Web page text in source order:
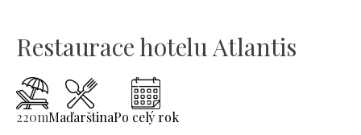
Restaurace hotelu Atlantis
220mMaďarštinaPo celý rok